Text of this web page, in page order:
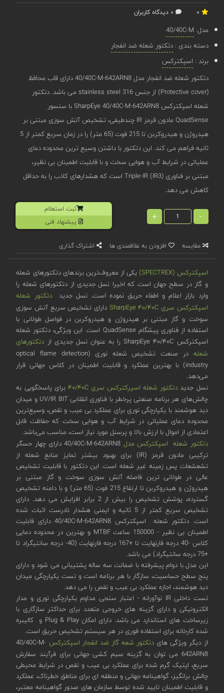
مدل: 40/40C-M
دسته بندی :دتکتور شعله ضد انفجار
برند : اسپکترکس
دتکتور شعله ضد انفجار مدل 40/40C-M-642ARN8 دارای قاب محافظ
(Protective cover) از جنس stainless steel 316 می باشد. دتکتور
شعله اسپکترکس SharpEye 40/40C-M-642ARN8 با سنسور
QuadSense مادون قرمز IR چندطیفی، تشخیص آتش ‌سوزی مبتنی بر
هیدروژن و هیدروکربن تا 215 فوت (65 متر) را در زمان سریع کمتر از 5
ثانیه فراهم می‌ کند. این دتکتور با داشتن وسیع ‌ترین محدوده دمای
عملیاتی در شرایط آب و هوایی سخت و با قابلیت اطمینان بی ‌نظیر،
مبتنی بر فناوری Triple-IR (IR3) است که هشدارهای کاذب را به حداقل
کاهش می دهد.
-
+
ثبت استعلام
پیشنهاد فنی
مقایسه افزودن به علاقمندی ها اشتراک گذاری
اسپکترکس (SPECTREX)
یکی از معروف‌ترین برندهای دتکتورهای شعله
و گاز در سطح جهان است که اخیرا نسل جدیدی از دتکتورهای شعله را
وارد بازار اعلام و اطفاء حریق نموده است. نسل جدید
دتکتور شعله
اسپکترکس سری SharpEye ۴۰/۴۰C
دارای تشخیص سریع آتش سوزی
سوخت و گاز مبتنی بر هیدروژن و هیدروکربن در فواصل طولانی با
استفاده از فناوری پیشگام QuadSense است. این ویژگی، دتکتور شعله
اسپکترکس SharpEye ۴۰/۴۰C را به عنوان نسل جدیدی از
دتکتورهای
شعله
در صنعت تشخیص شعله نوری (optical flame detection
industry) با بهترین عملکرد و قابلیت اطمینان در کلاس جهانی قرار
می‌دهد.
نسل جدیددتکتور شعله اسپرکترکس سری ۴۰/۴۰C
برای پاسخگویی به
چالش‌های هر برنامه صنعتی پرخطر با فناوری انقلابی UV/IR BIT و میدان
دید هوشمند با یکپارچگی نوری برای عملکرد بی عیب و نقص، وسیع‌ترین
محدوده دمای عملیاتی در شرایط آب و هوایی سخت که حفاظت قابل
اعتمادی از اموال با ارزش بالا و پرسنل مورد نیاز است، مناسب می‌باشد.
دتکتور شعله اسپکترکس مدل
40/40C-M-642ARN8 دارای چهار حسگر
ترکیبی مادون قرمز (IR) برای بهبود بیشتر تمایز منابع شعله از
تشعشعات پس زمینه غیر شعله است. این دتکتور با قابلیت تشخیص
عالی در طولانی ترین فاصله آتش سوزی سوخت و گاز مبتنی بر
هیدروژن و هیدروکربن تا ارتفاع 215 فوت (65 متر) و با دامنه تشخیص
گسترده، پوشش تشخیص را بیش از 2 برابر افزایش می دهد. دارای
تشخیص سریع کمتر از 5 ثانیه و ایمنی هشدار نادرست اثبات شده
است. دتکتور شعله اسپکترکس 40/40C-M-642ARN8 دارای قابلیت
اطمینان بی نظیر - 150000 ساعت MTBF و بهترین در محدوده دمایی
کلاس -40 درجه فارنهایت تا +167 درجه فارنهایت (40- درجه سانتیگراد تا
+75 درجه سانتیگراد) می باشد.
این مدل با دوام پیشرفته با ضمانت سه ساله پشتیبانی می شود و دارای
پنج سطح حساسیت، سازگار با هر برنامه است و تست یکپارچگی میدان
دید هوشمند، اجازه عملکرد بی عیب و نقص را می دهد.
تست داخلی IR نوآورانه - اعتبار سنجی مداوم یکپارچگی نوری و مدار
الکترونیکی و دارای گزینه های خروجی متعدد برای حداکثر سازگاری با
زیرساخت های استاندارد می باشد. دارای امکان Plug & Play و کالیبره
شده کارخانه برای استفاده فوری در هر سیستم تشخیص حریق است.
از دیگر ویژگی های دتکتور شعه گاز ضد انفجار اسپکترکس 40/40C-M-
642ARN8 می توان به گزینه سیم کشی جهانی برای فرآیند سفارش
سریع، اپتیک گرم شده برای عملکرد بی عیب و نقص در شرایط محیطی
چالش برانگیز، گواهینامه جهانی و منطقه ای برای مناطق خطرناک، عملکرد
و قابلیت اطمینان تایید شده توسط سازمان های صدور گواهینامه معتبر،